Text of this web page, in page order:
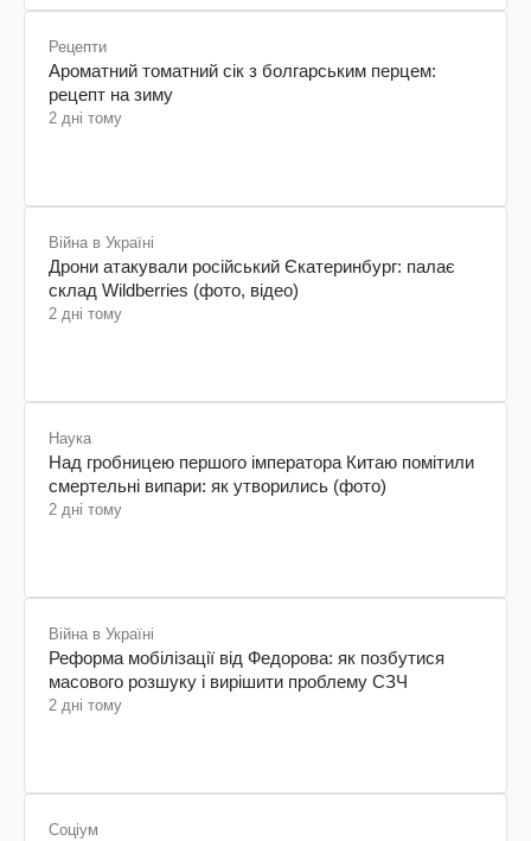
Рецепти
Ароматний томатний сік з болгарським перцем:
рецепт на зиму
2 дні тому
Війна в Україні
Дрони атакували російський Єкатеринбург: палає
склад Wildberries (фото, відео)
2 дні тому
Наука
Над гробницею першого імператора Китаю помітили
смертельні випари: як утворились (фото)
2 дні тому
Війна в Україні
Реформа мобілізації від Федорова: як позбутися
масового розшуку і вирішити проблему СЗЧ
2 дні тому
Соціум